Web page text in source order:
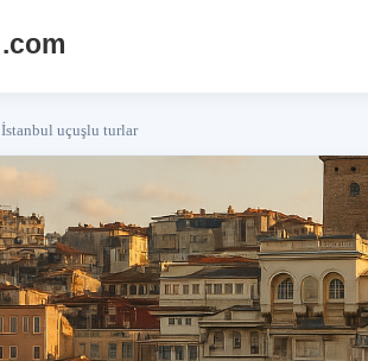
İstanbul uçuşlu turlar